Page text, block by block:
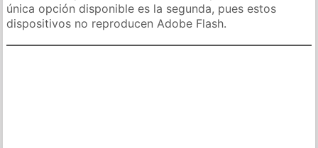
única opción disponible es la segunda, pues estos
dispositivos no reproducen Adobe Flash.